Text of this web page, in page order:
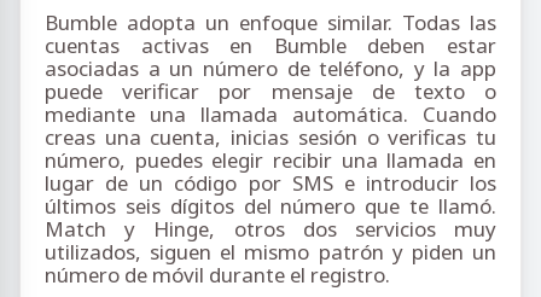
Bumble adopta un enfoque similar. Todas las
cuentas activas en Bumble deben estar
asociadas a un número de teléfono, y la app
puede verificar por mensaje de texto o
mediante una llamada automática. Cuando
creas una cuenta, inicias sesión o verificas tu
número, puedes elegir recibir una llamada en
lugar de un código por SMS e introducir los
últimos seis dígitos del número que te llamó.
Match y Hinge, otros dos servicios muy
utilizados, siguen el mismo patrón y piden un
número de móvil durante el registro.